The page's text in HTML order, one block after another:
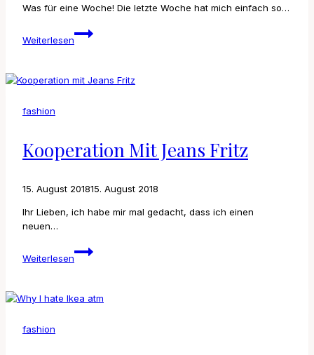
Was für eine Woche! Die letzte Woche hat mich einfach so…
Weiterlesen
Weekly
Update
fashion
Kooperation Mit Jeans Fritz
15. August 201815. August 2018
Ihr Lieben, ich habe mir mal gedacht, dass ich einen
neuen…
Weiterlesen
Kooperation
mit
fashion